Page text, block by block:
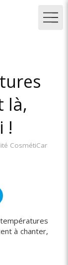
là,
!
CosmétiCar
à chanter,